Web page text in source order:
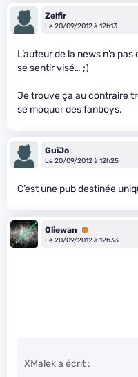
Zelfir
Le 20/09/2012 à 12h13
L’auteur de la news n’a
se sentir visé… ;)
Je trouve ça au contraire
se moquer des fanboys.
GuiJo
Le 20/09/2012 à 12h25
C’est une pub destinée
Oliewan
Premium
Le 20/09/2012 à 12h33
XMalek a écrit :